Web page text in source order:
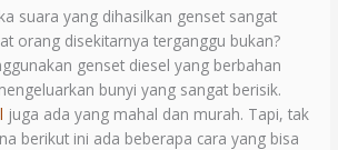
suara yang dihasilkan genset sangat
orang disekitarnya terganggu bukan?
genset diesel yang berbahan
bunyi yang sangat berisik.
juga ada yang mahal dan murah. Tapi, tak
berikut ini ada beberapa cara yang bisa